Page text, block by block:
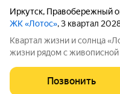
Иркутск, Правобережный
ЖК «Лотос», 3 квартал
Квартал жизни и солнца «Лотос» это территория
жизни рядом с
минутах от центра города.
инфраструктуры создает
Позвонить